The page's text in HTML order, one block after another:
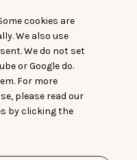
cookies are
We also use
We do not set
or Google do.
For more
please read our
by clicking the
minutes
manquées et générer